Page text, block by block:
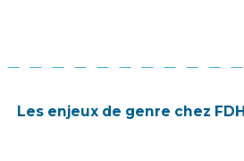
Les enjeux de genre chez FDH